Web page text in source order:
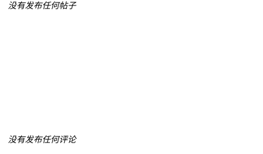
没有发布任何帖子
没有发布任何评论